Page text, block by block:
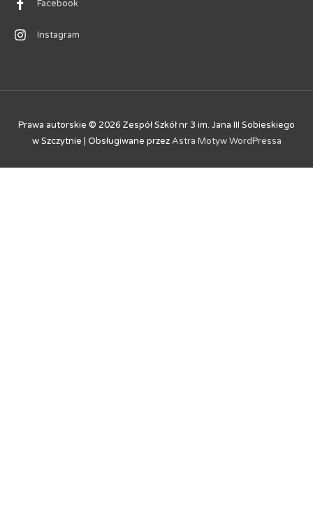
Facebook
Instagram
Prawa autorskie © 2026 Zespół Szkół nr 3 im. Jana III Sobieskiego
w Szczytnie | Obsługiwane przezAstra Motyw WordPressa